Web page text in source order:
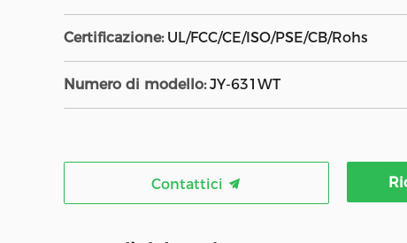
Certificazione: UL/FCC/CE/ISO/PSE/CB/Rohs
Numero di modello: JY-631WT
Contattici